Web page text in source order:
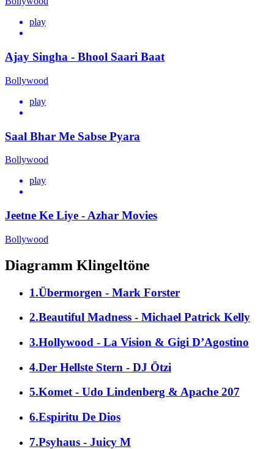
play
Ajay Singha - Bhool Saari Baat
Bollywood
play
Saal Bhar Me Sabse Pyara
Bollywood
play
Jeetne Ke Liye - Azhar Movies
Bollywood
Diagramm Klingeltöne
1.Übermorgen - Mark Forster
2.Beautiful Madness - Michael Patrick Kelly
3.Hollywood - La Vision & Gigi D’Agostino
4.Der Hellste Stern - DJ Ötzi
5.Komet - Udo Lindenberg & Apache 207
6.Espiritu De Dios
7.Psyhaus - Juicy M